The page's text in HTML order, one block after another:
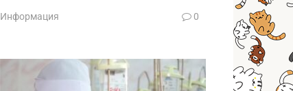
Информация 0